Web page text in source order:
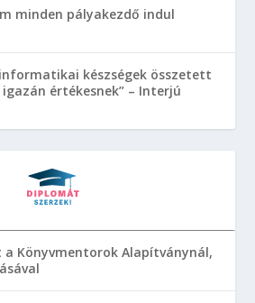
minden pályakezdő indul
készségek összetett
értékesnek” – Interjú
a Könyvmentorok Alapítványnál,